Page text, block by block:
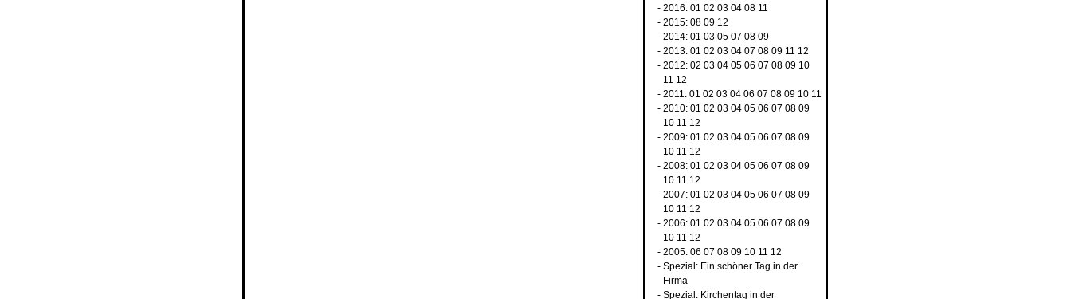
- 2016: 01 02 03 04 08 11
- 2015: 08 09 12
- 2014: 01 03 05 07 08 09
- 2013: 01 02 03 04 07 08 09 11 12
- 2012: 02 03 04 05 06 07 08 09 10
11 12
- 2011: 01 02 03 04 06 07 08 09 10 11
- 2010: 01 02 03 04 05 06 07 08 09
10 11 12
- 2009: 01 02 03 04 05 06 07 08 09
10 11 12
- 2008: 01 02 03 04 05 06 07 08 09
10 11 12
- 2007: 01 02 03 04 05 06 07 08 09
10 11 12
- 2006: 01 02 03 04 05 06 07 08 09
10 11 12
- 2005: 06 07 08 09 10 11 12
- Spezial: Ein schöner Tag in der
Firma
- Spezial: Kirchentag in der